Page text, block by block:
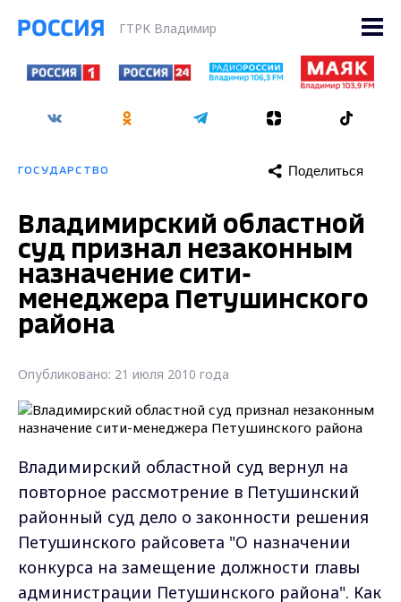
ГТРК Владимир
ГОСУДАРСТВО Поделиться
Владимирский областной
суд признал незаконным
назначение сити-
менеджера Петушинского
района
Опубликовано: 21 июля 2010 года
Владимирский областной суд вернул на
повторное рассмотрение в Петушинский
районный суд дело о законности решения
Петушинского райсовета "О назначении
конкурса на замещение должности главы
администрации Петушинского района". Как